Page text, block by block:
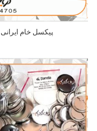
پیکسل خام ایرانی